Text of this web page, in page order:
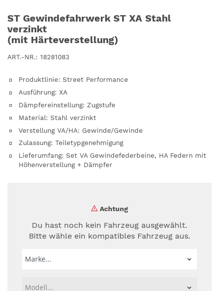
ST Gewindefahrwerk ST XA Stahl
verzinkt
(mit Härteverstellung)
ART.-NR.: 18281083
Produktlinie: Street Performance
Ausführung: XA
Dämpfereinstellung: Zugstufe
Material: Stahl verzinkt
Verstellung VA/HA: Gewinde/Gewinde
Zulassung:Teiletypgenehmigung
Lieferumfang: Set VA Gewindefederbeine, HA Federn mit
Höhenverstellung + Dämpfer
Achtung
Du hast noch kein Fahrzeug ausgewählt.
Bitte wähle ein kompatibles Fahrzeug aus.